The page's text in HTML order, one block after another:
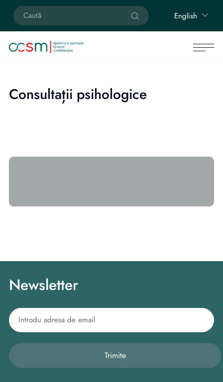
English
Consultații psihologice
Newsletter
Trimite